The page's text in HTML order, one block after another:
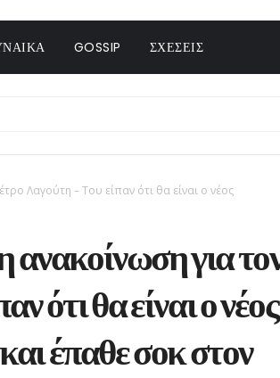
GOSSIP ΣΧΕΣΕΙΣ
Λαγούτη – Του είπαν ότι θα είναι ο νέος
για
ότι θα είναι ο νέος
έπαθε σοκ στον